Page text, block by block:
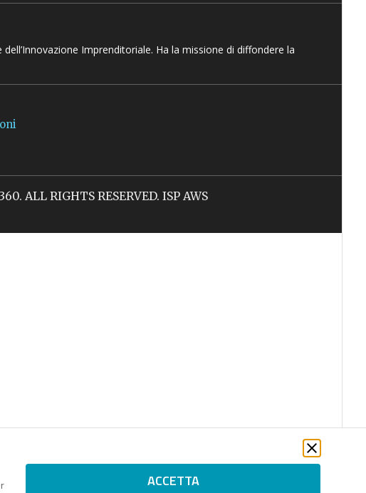
ACCETTA
Imprenditoriale. Ha la missione di diffondere la
ALL RIGHTS RESERVED. ISP AWS